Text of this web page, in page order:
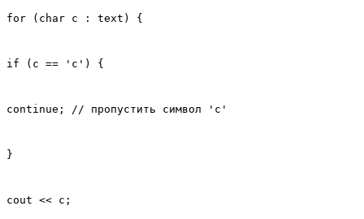
for (char c : text) {
if (c == 'c') {
continue; // пропустить символ 'c'
}
cout << c;